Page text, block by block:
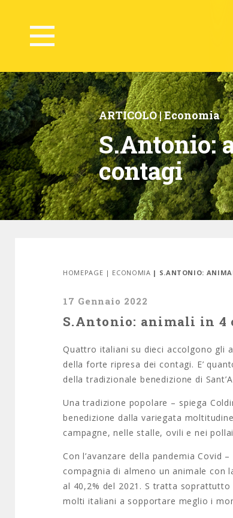
ARTICOLO |Economia
S.Antonio:
contagi
HOMEPAGE | ECONOMIA | S.ANTONIO:
17 Gennaio 2022
S.Antonio: animali in 4
Quattro italiani su dieci accolgono gli
della forte ripresa dei contagi. E’
della tradizionale benedizione di
Una tradizione popolare – spiega
benedizione dalla variegata
campagne, nelle stalle, ovili e nei
Con l’avanzare della pandemia
compagnia di almeno un animale con
al 40,2% del 2021. S tratta
molti italiani a sopportare meglio i